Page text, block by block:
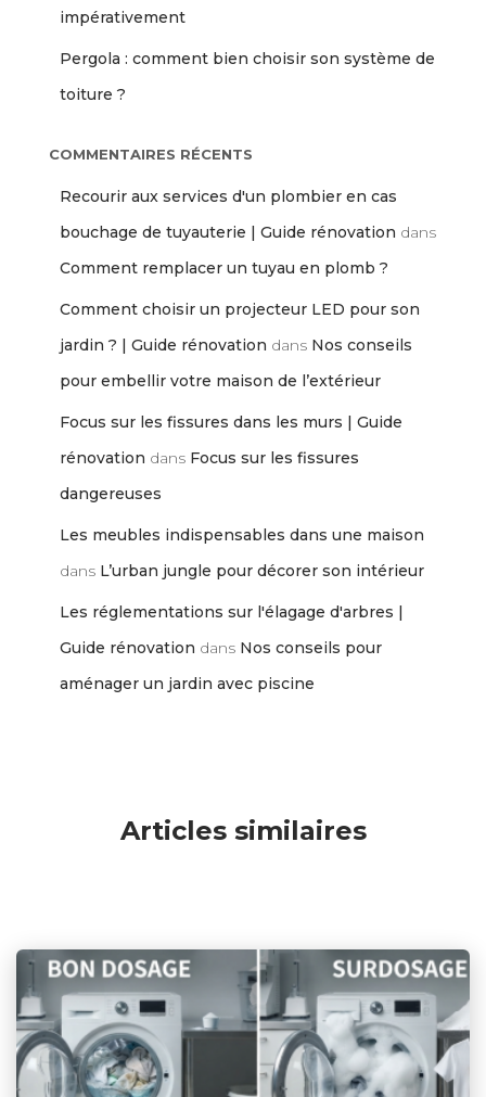
impérativement
Pergola : comment bien choisir son système de
toiture ?
COMMENTAIRES RÉCENTS
Recourir aux services d'un plombier en cas
bouchage de tuyauterie | Guide rénovation dans
Comment remplacer un tuyau en plomb ?
Comment choisir un projecteur LED pour son
jardin ? | Guide rénovation dans Nos conseils
pour embellir votre maison de l’extérieur
Focus sur les fissures dans les murs | Guide
rénovation dans Focus sur les fissures
dangereuses
Les meubles indispensables dans une maison
dans L’urban jungle pour décorer son intérieur
Les réglementations sur l'élagage d'arbres |
Guide rénovation dans Nos conseils pour
aménager un jardin avec piscine
Articles similaires